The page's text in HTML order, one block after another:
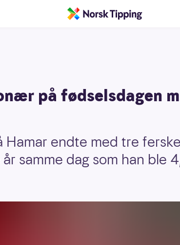
på fødselsdagen
Hamar endte med tre
samme dag som han ble